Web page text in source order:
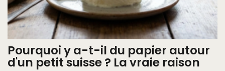
Pourquoi y a-t-il du papier autour
d'un petit suisse ? La vraie raison